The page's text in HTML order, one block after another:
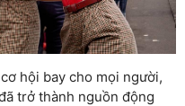
hội bay cho mọi người,
trở thành nguồn động